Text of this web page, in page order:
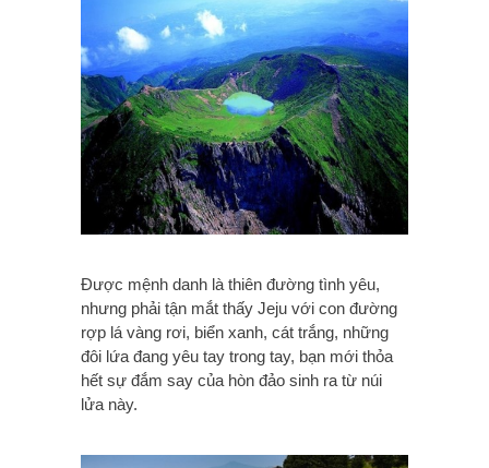
Được mệnh danh là thiên đường tình yêu,
nhưng phải tận mắt thấy Jeju với con đường
rợp lá vàng rơi, biển xanh, cát trắng, những
đôi lứa đang yêu tay trong tay, bạn mới thỏa
hết sự đắm say của hòn đảo sinh ra từ núi
lửa này.